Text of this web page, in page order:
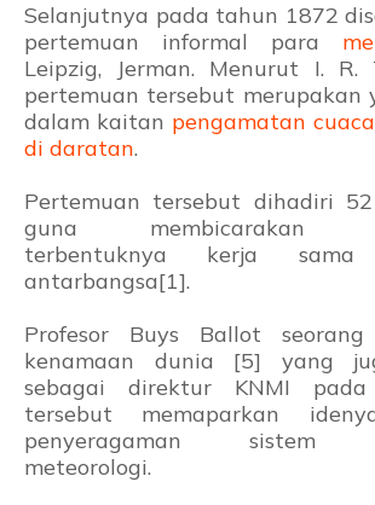
Selanjutnya pada tahun 1872
pertemuan informal para
Leipzig, Jerman. Menurut I. R.
pertemuan tersebut merupakan
dalam kaitan pengamatan cuaca
di daratan.
Pertemuan tersebut dihadiri 52
guna membicarakan
terbentuknya kerja sama
antarbangsa[1].
Profesor Buys Ballot seorang
kenamaan dunia [5] yang
sebagai direktur KNMI pada
tersebut memaparkan
penyeragaman sistem
meteorologi.